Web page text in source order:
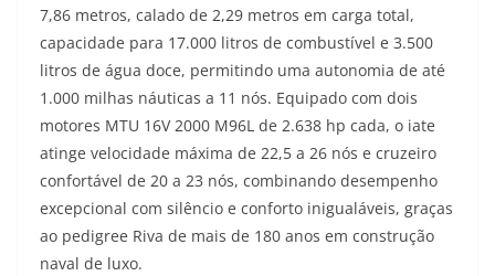
7,86 metros, calado de 2,29 metros em carga total,
capacidade para 17.000 litros de combustível e 3.500
litros de água doce, permitindo uma autonomia de até
1.000 milhas náuticas a 11 nós. Equipado com dois
motores MTU 16V 2000 M96L de 2.638 hp cada, o iate
atinge velocidade máxima de 22,5 a 26 nós e cruzeiro
confortável de 20 a 23 nós, combinando desempenho
excepcional com silêncio e conforto inigualáveis, graças
ao pedigree Riva de mais de 180 anos em construção
naval de luxo.